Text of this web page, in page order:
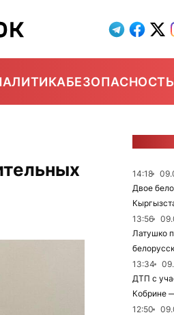
БЕЗОПАСНОСТЬ
14:18
Двое
13:56
Латушко
13:34
ДТП с
Кобрине
12:50